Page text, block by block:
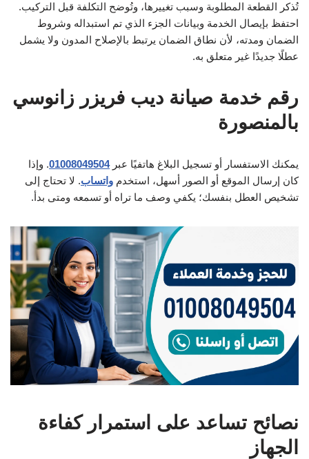
تُذكر القطعة المطلوبة وسبب تغييرها، وتُوضح التكلفة قبل التركيب.
احتفظ بإيصال الخدمة وبيانات الجزء الذي تم استبداله وشروط
الضمان ومدته، لأن نطاق الضمان يرتبط بالإصلاح المدون ولا يشمل
عطلًا جديدًا غير متعلق به.
رقم خدمة صيانة ديب فريزر زانوسي
بالمنصورة
يمكنك الاستفسار أو تسجيل البلاغ هاتفيًا عبر01008049504. وإذا
كان إرسال الموقع أو الصور أسهل، استخدم واتساب. لا تحتاج إلى
تشخيص العطل بنفسك؛ يكفي وصف ما تراه أو تسمعه ومتى بدأ.
نصائح تساعد على استمرار كفاءة
الجهاز